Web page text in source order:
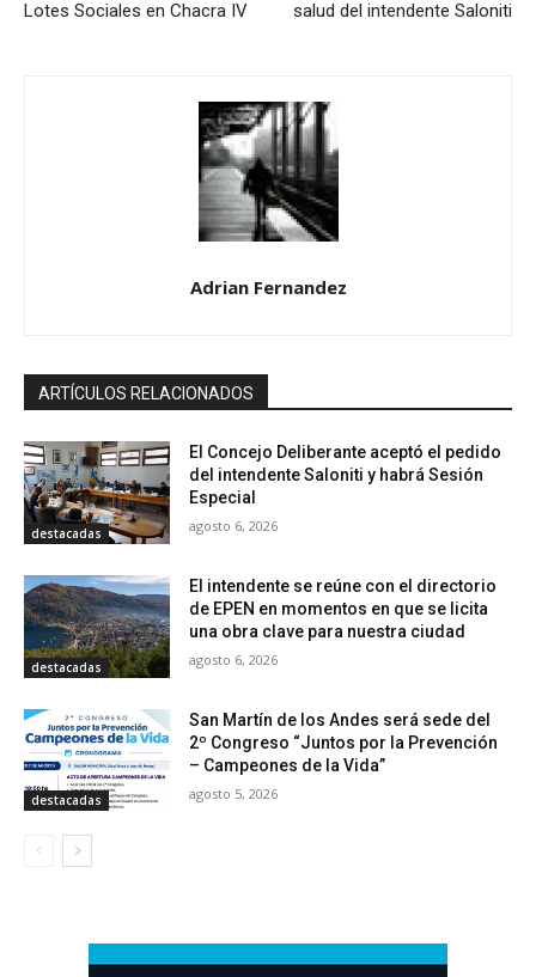
Lotes Sociales en Chacra IV salud del intendente Saloniti
Adrian Fernandez
ARTÍCULOS RELACIONADOS
destacadas
El Concejo Deliberante aceptó el pedido
del intendente Saloniti y habrá Sesión
Especial
agosto 6, 2026
destacadas
El intendente se reúne con el directorio
de EPEN en momentos en que se licita
una obra clave para nuestra ciudad
agosto 6, 2026
destacadas
San Martín de los Andes será sede del
2º Congreso “Juntos por la Prevención
– Campeones de la Vida”
agosto 5, 2026